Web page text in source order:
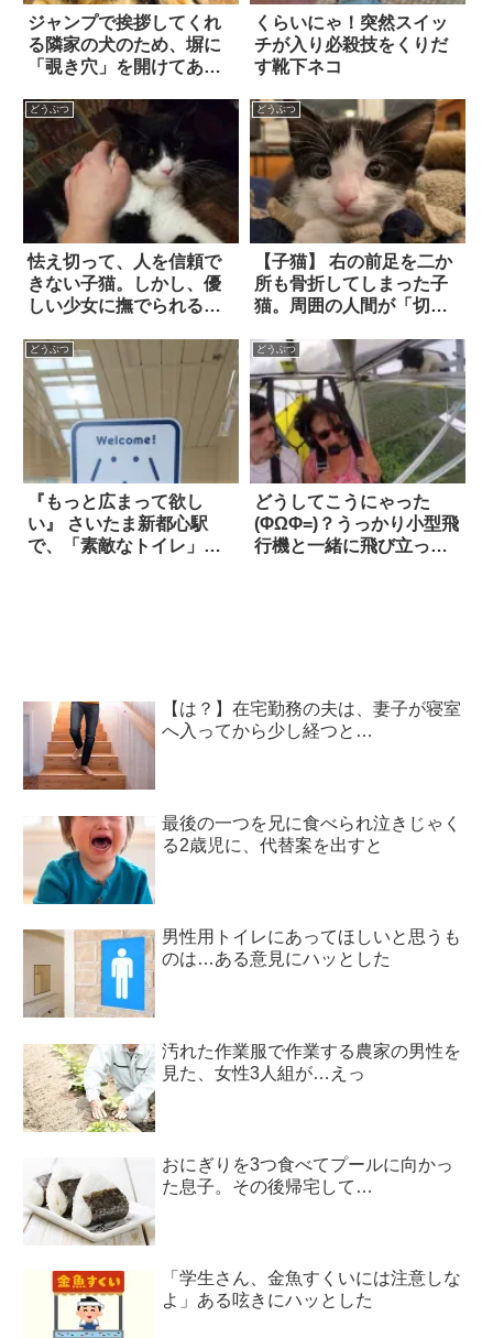
ジャンプで挨拶してくれ
る隣家の犬のため、塀に
「覗き穴」を開けてあげ
くらいにゃ！突然スイッ
チが入り必殺技をくりだ
す靴下ネコ
どうぶつ
怯え切って、人を信頼で
きない子猫。しかし、優
しい少女に撫でられる
たのように心を開き始め
た
どうぶつ
【子猫】 右の前足を二か
所も骨折してしまった子
猫。周囲の人間が「切除
なか…驚くべきことが起
こる！！
どうぶつ
『もっと広まって欲し
い』 さいたま新都心駅
で、「素敵なトイレ」を
どうぶつ
どうしてこうにゃった
(ΦΩΦ=)？うっかり小型飛
行機と一緒に飛び立った
【は？】在宅勤務の夫は、妻子が寝室
へ入ってから少し経つと…
最後の一つを兄に食べられ泣きじゃく
る2歳児に、代替案を出すと
男性用トイレにあってほしいと思うも
のは…ある意見にハッとした
汚れた作業服で作業する農家の男性を
見た、女性3人組が…えっ
おにぎりを3つ食べてプールに向かっ
た息子。その後帰宅して…
「学生さん、金魚すくいには注意しな
よ」ある呟きにハッとした